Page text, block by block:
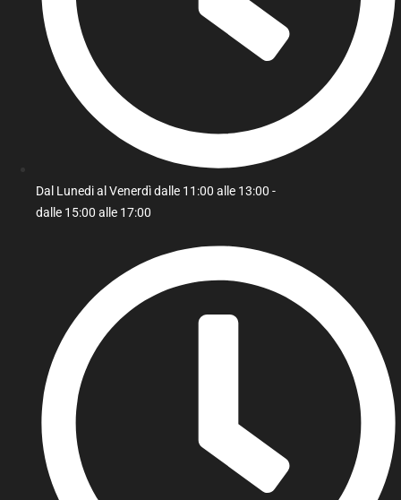
Dal Lunedi al Venerdì dalle 11:00 alle 13:00 -
dalle 15:00 alle 17:00